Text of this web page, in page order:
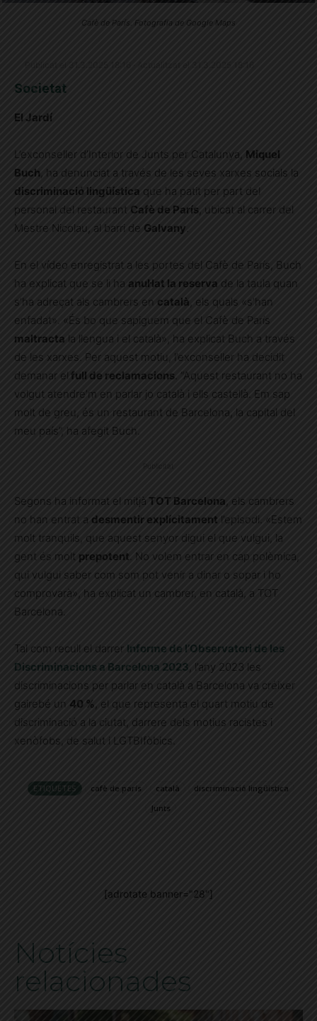
Cafè de París. Fotografia de Google Maps
Societat
El Jardí
L’exconseller d’Interior de Junts per Catalunya, Miquel
Buch, ha denunciat a través de les seves xarxes socials la
discriminació lingüística que ha patit per part del
personal del restaurant Cafè de París, ubicat al carrer del
Mestre Nicolau, al barri de Galvany.
En el vídeo enregistrat a les portes del Cafè de París, Buch
ha explicat que se li ha anul·lat la reserva de la taula quan
s’ha adreçat als cambrers en català , els quals «s’han
enfadat». «És bo que sapiguem que el Cafè de París
maltracta la llengua i el català», ha explicat Buch a través
de les xarxes. Per aquest motiu, l’exconseller ha decidit
demanar el full de reclamacions. “Aquest restaurant no ha
volgut atendre’m en parlar jo català i ells castellà. Em sap
molt de greu, és un restaurant de Barcelona, la capital del
meu país”, ha afegit Buch.
Segons ha informat el mitjà TOT Barcelona, els cambrers
no han entrat a desmentir explícitament l’episodi. «Estem
molt tranquils, que aquest senyor digui el que vulgui, la
gent és molt prepotent. No volem entrar en cap polèmica,
qui vulgui saber com som pot venir a dinar o sopar i ho
comprovarà», ha explicat un cambrer, en català, a TOT
Barcelona.
Tal com recull el darrer Informe de l’Observatori de les
Discriminacions a Barcelona 2023, l’any 2023 les
discriminacions per parlar en català a Barcelona va créixer
gairebé un 40 %, el que representa el quart motiu de
discriminació a la ciutat, darrere dels motius racistes i
xenòfobs, de salut i LGTBIfòbics.
ETIQUETES cafè de parís català
discriminació lingüística
Junts
[adrotate banner="28"]
Notícies
relacionades